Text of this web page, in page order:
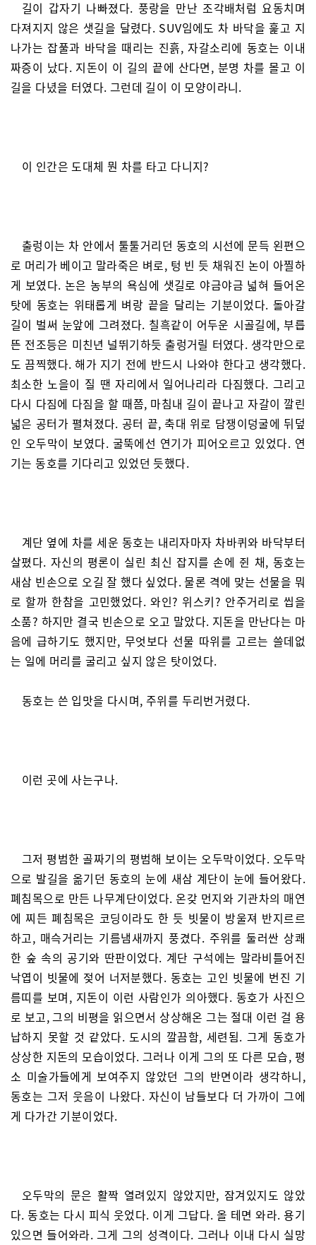
길이 갑자기 나빠졌다. 풍랑을 만난 조각배처럼 요동치며
다져지지 않은 샛길을 달렸다. SUV임에도 차 바닥을 훑고 지
나가는 잡풀과 바닥을 때리는 진흙, 자갈소리에 동호는 이내
짜증이 났다. 지돈이 이 길의 끝에 산다면, 분명 차를 몰고 이
길을 다녔을 터였다. 그런데 길이 이 모양이라니.
이 인간은 도대체 뭔 차를 타고 다니지?
출렁이는 차 안에서 툴툴거리던 동호의 시선에 문득 왼편으
로 머리가 베이고 말라죽은 벼로, 텅 빈 듯 채워진 논이 아찔하
게 보였다. 논은 농부의 욕심에 샛길로 야금야금 넓혀 들어온
탓에 동호는 위태롭게 벼랑 끝을 달리는 기분이었다. 돌아갈
길이 벌써 눈앞에 그려졌다. 칠흑같이 어두운 시골길에, 부릅
뜬 전조등은 미친년 널뛰기하듯 출렁거릴 터였다. 생각만으로
도 끔찍했다. 해가 지기 전에 반드시 나와야 한다고 생각했다.
최소한 노을이 질 땐 자리에서 일어나리라 다짐했다. 그리고
다시 다짐에 다짐을 할 때쯤, 마침내 길이 끝나고 자갈이 깔린
넓은 공터가 펼쳐졌다. 공터 끝, 축대 위로 담쟁이덩굴에 뒤덮
인 오두막이 보였다. 굴뚝에선 연기가 피어오르고 있었다. 연
기는 동호를 기다리고 있었던 듯했다.
계단 옆에 차를 세운 동호는 내리자마자 차바퀴와 바닥부터
살폈다. 자신의 평론이 실린 최신 잡지를 손에 쥔 채, 동호는
새삼 빈손으로 오길 잘 했다 싶었다. 물론 격에 맞는 선물을 뭐
로 할까 한참을 고민했었다. 와인? 위스키? 안주거리로 씹을
소품? 하지만 결국 빈손으로 오고 말았다. 지돈을 만난다는 마
음에 급하기도 했지만, 무엇보다 선물 따위를 고르는 쓸데없
는 일에 머리를 굴리고 싶지 않은 탓이었다.
동호는 쓴 입맛을 다시며, 주위를 두리번거렸다.
이런 곳에 사는구나.
그저 평범한 골짜기의 평범해 보이는 오두막이었다. 오두막
으로 발길을 옮기던 동호의 눈에 새삼 계단이 눈에 들어왔다.
폐침목으로 만든 나무계단이었다. 온갖 먼지와 기관차의 매연
에 찌든 폐침목은 코딩이라도 한 듯 빗물이 방울져 반지르르
하고, 매슥거리는 기름냄새까지 풍겼다. 주위를 둘러싼 상쾌
한 숲 속의 공기와 딴판이었다. 계단 구석에는 말라비틀어진
낙엽이 빗물에 젖어 너저분했다. 동호는 고인 빗물에 번진 기
름띠를 보며, 지돈이 이런 사람인가 의아했다. 동호가 사진으
로 보고, 그의 비평을 읽으면서 상상해온 그는 절대 이런 걸 용
납하지 못할 것 같았다. 도시의 깔끔함, 세련됨. 그게 동호가
상상한 지돈의 모습이었다. 그러나 이게 그의 또 다른 모습, 평
소 미술가들에게 보여주지 않았던 그의 반면이라 생각하니,
동호는 그저 웃음이 나왔다. 자신이 남들보다 더 가까이 그에
게 다가간 기분이었다.
오두막의 문은 활짝 열려있지 않았지만, 잠겨있지도 않았
다. 동호는 다시 피식 웃었다. 이게 그답다. 올 테면 와라. 용기
있으면 들어와라. 그게 그의 성격이다. 그러나 이내 다시 실망